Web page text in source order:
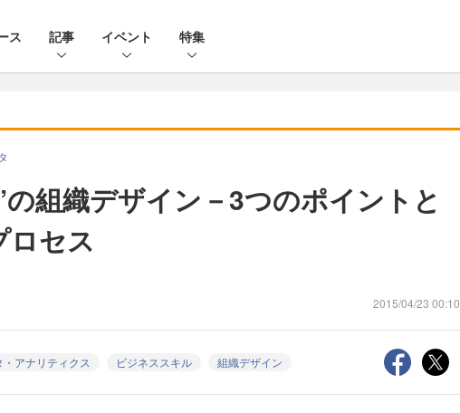
ス 記事 イベント 特集
の組織デザイン－3つのポイントと
ロセス
2015/04/23 00:10
・アナリティクス ビジネススキル 組織デザイン